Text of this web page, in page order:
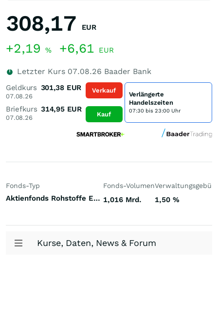
308,17 EUR
+2,19 % +6,61 EUR
Letzter Kurs 07.08.26 Baader Bank
Geldkurs
07.08.26
301,38 EUR
Briefkurs
07.08.26
314,95 EUR
Verkauf
Kauf
Verlängerte
Handelszeiten
07:30 bis 23:00 Uhr
Fonds-Typ
Aktienfonds Rohstoffe Energie Welt
Fonds-Volumen
1,016 Mrd. 1,50 %
Kurse, Daten, News & Forum